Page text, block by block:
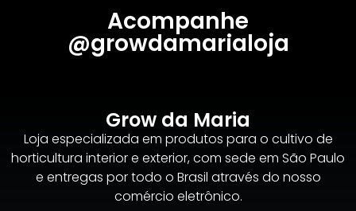
Acompanhe
@growdamarialoja
Grow da Maria
Loja especializada em produtos para o cultivo de
horticultura interior e exterior, com sede em São Paulo
e entregas por todo o Brasil através do nosso
comércio eletrônico.